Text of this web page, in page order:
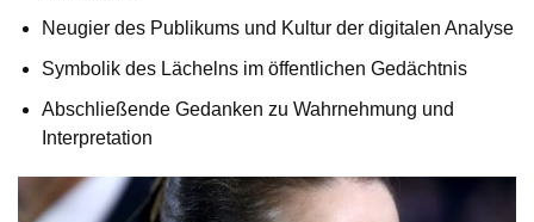
Neugier des Publikums und Kultur der digitalen Analyse
Symbolik des Lächelns im öffentlichen Gedächtnis
Abschließende Gedanken zu Wahrnehmung und
Interpretation